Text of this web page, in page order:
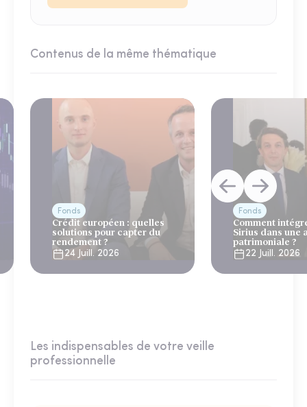
Contenus de la même thématique
Fonds
Crédit européen : quelles
solutions pour capter du
rendement ?
24 Juill. 2026
Fonds
Comment
Sirius dans une
patrimoniale ?
22 Juill. 2026
Les indispensables de votre veille
professionnelle